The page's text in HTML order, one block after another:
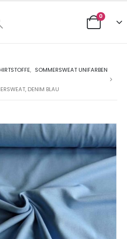
0
, SOMMERSWEAT UNIFARBEN
DENIM BLAU